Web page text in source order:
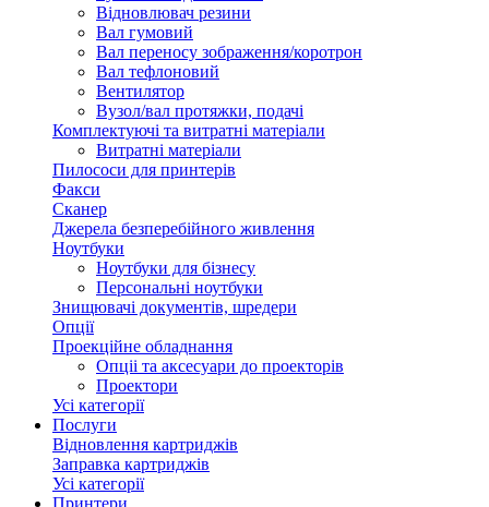
Відновлювач резини
Вал гумовий
Вал переносу зображення/коротрон
Вал тефлоновий
Вентилятор
Вузол/вал протяжки, подачі
Комплектуючі та витратні матеріали
Витратні матеріали
Пилососи для принтерів
Факси
Сканер
Джерела безперебійного живлення
Ноутбуки
Ноутбуки для бізнесу
Персональні ноутбуки
Знищювачі документів, шредери
Опції
Проекційне обладнання
Опціі та аксесуари до проекторів
Проектори
Усі категорії
Послуги
Відновлення картриджів
Заправка картриджів
Усі категорії
Принтери